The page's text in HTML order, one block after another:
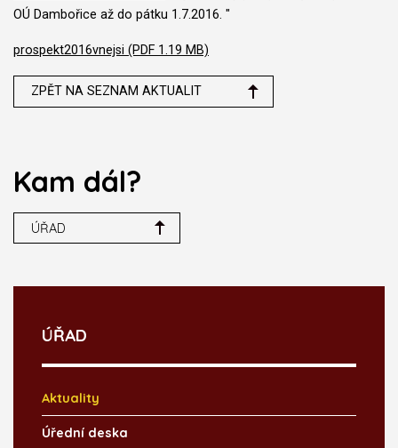
OÚ Dambořice až do pátku 1.7.2016. "
prospekt2016vnejsi (PDF 1.19 MB)
ZPĚT NA SEZNAM AKTUALIT
Kam dál?
ÚŘAD
ÚŘAD
Aktuality
Úřední deska